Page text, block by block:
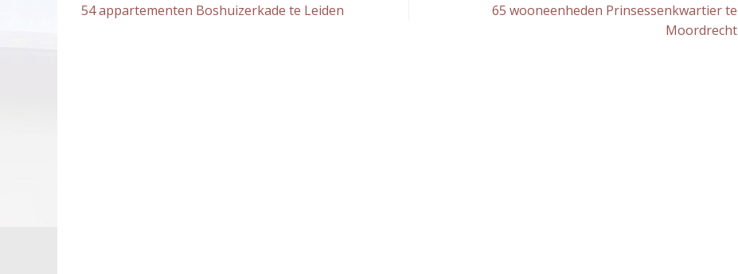
artikelen
54 appartementen Boshuizerkade te Leiden
65 wooneenheden Prinsessenkwartier te
Moordrecht